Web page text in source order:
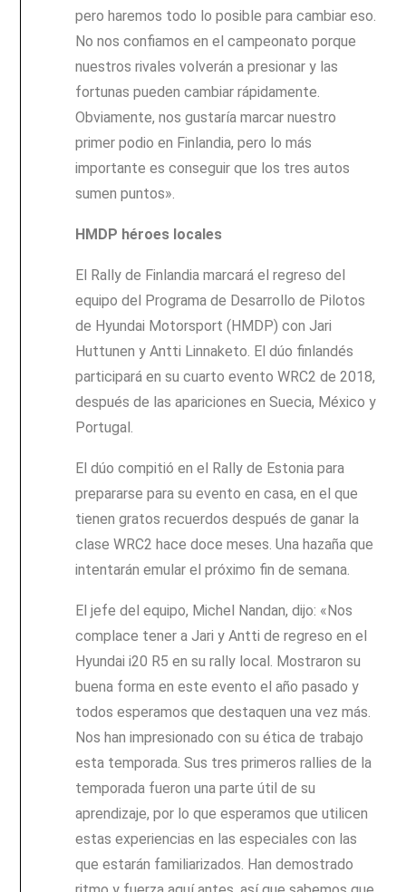
pero haremos todo lo posible para cambiar eso.
No nos confiamos en el campeonato porque
nuestros rivales volverán a presionar y las
fortunas pueden cambiar rápidamente.
Obviamente, nos gustaría marcar nuestro
primer podio en Finlandia, pero lo más
importante es conseguir que los tres autos
sumen puntos».
HMDP héroes locales
El Rally de Finlandia marcará el regreso del
equipo del Programa de Desarrollo de Pilotos
de Hyundai Motorsport (HMDP) con Jari
Huttunen y Antti Linnaketo. El dúo finlandés
participará en su cuarto evento WRC2 de 2018,
después de las apariciones en Suecia, México y
Portugal.
El dúo compitió en el Rally de Estonia para
prepararse para su evento en casa, en el que
tienen gratos recuerdos después de ganar la
clase WRC2 hace doce meses. Una hazaña que
intentarán emular el próximo fin de semana.
El jefe del equipo, Michel Nandan, dijo: «Nos
complace tener a Jari y Antti de regreso en el
Hyundai i20 R5 en su rally local. Mostraron su
buena forma en este evento el año pasado y
todos esperamos que destaquen una vez más.
Nos han impresionado con su ética de trabajo
esta temporada. Sus tres primeros rallies de la
temporada fueron una parte útil de su
aprendizaje, por lo que esperamos que utilicen
estas experiencias en las especiales con las
que estarán familiarizados. Han demostrado